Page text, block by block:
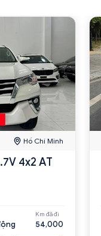
Hồ Chí Minh
4x2 AT
Km đã đi
54,000